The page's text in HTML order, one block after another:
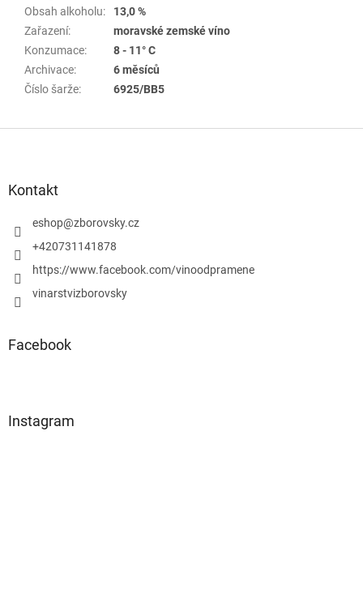
Obsah alkoholu:
13,0 %
Zařazení:
moravské zemské víno
Konzumace:
8 - 11° C
Archivace:
6 měsíců
Číslo šarže: 6925/BB5
Kontakt
eshop@zborovsky.cz
+420731141878
https://www.facebook.com/vinoodpramene
vinarstvizborovsky
Facebook
Instagram